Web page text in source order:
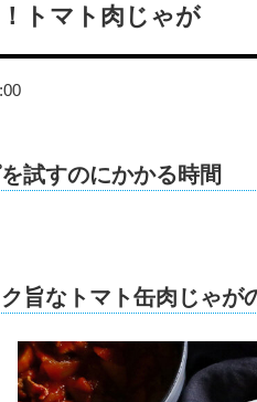
トマト肉じゃが
試すのにかかる時間
旨なトマト缶肉じゃが